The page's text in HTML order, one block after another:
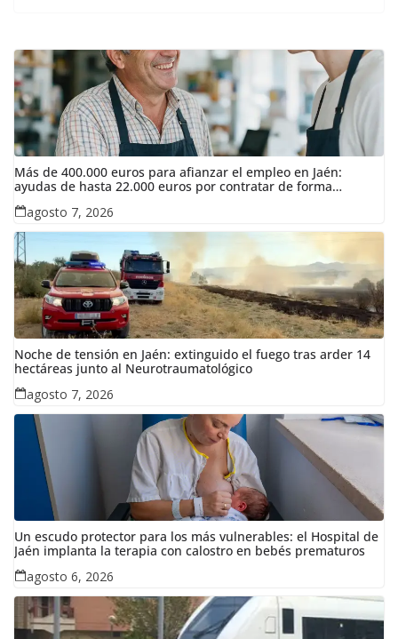
Más de 400.000 euros para afianzar el empleo en Jaén:
ayudas de hasta 22.000 euros por contratar de forma
indefinida
agosto 7, 2026
Noche de tensión en Jaén: extinguido el fuego tras arder 14
hectáreas junto al Neurotraumatológico
agosto 7, 2026
Un escudo protector para los más vulnerables: el Hospital de
Jaén implanta la terapia con calostro en bebés prematuros
agosto 6, 2026